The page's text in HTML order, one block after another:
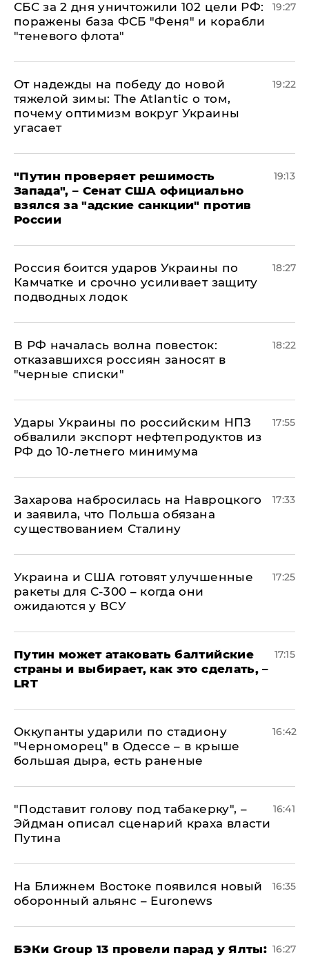
СБС за 2 дня уничтожили 102 цели РФ:
поражены база ФСБ "Феня" и корабли
"теневого флота"
19:27
От надежды на победу до новой
тяжелой зимы: The Atlantic о том,
почему оптимизм вокруг Украины
угасает
19:22
"Путин проверяет решимость
Запада", – Сенат США официально
взялся за "адские санкции" против
России
19:13
Россия боится ударов Украины по
Камчатке и срочно усиливает защиту
подводных лодок
18:27
​В РФ началась волна повесток:
отказавшихся россиян заносят в
"черные списки"
18:22
Удары Украины по российским НПЗ
обвалили экспорт нефтепродуктов из
РФ до 10-летнего минимума
17:55
​Захарова набросилась на Навроцкого
и заявила, что Польша обязана
существованием Сталину
17:33
Украина и США готовят улучшенные
ракеты для С-300 – когда они
ожидаются у ВСУ
17:25
Путин может атаковать балтийские
страны и выбирает, как это сделать, –
LRT
17:15
Оккупанты ударили по стадиону
"Черноморец" в Одессе – в крыше
большая дыра, есть раненые
16:42
​"Подставит голову под табакерку", –
Эйдман описал сценарий краха власти
Путина
16:41
На Ближнем Востоке появился новый
оборонный альянс – Euronews
16:35
​БЭКи Group 13 провели парад у Ялты: 16:27